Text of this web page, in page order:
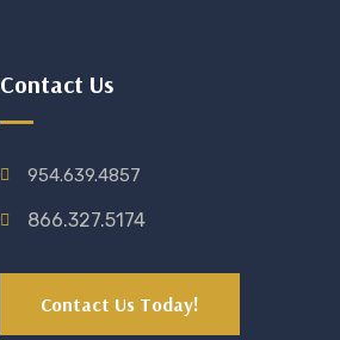
Contact Us
954.639.4857
866.327.5174
Contact Us Today!